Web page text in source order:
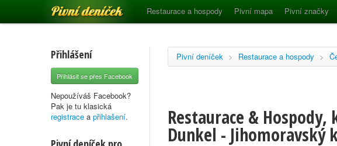
Pivní deníček Restaurace a hospody Pivní mapa Pivní značky
Přihlášení
Přihlásit se přes Facebook
Nepoužíváš Facebook?
Pak je tu klasická
registrace a přihlašení.
Pivní deníček > Restaurace a hospody >
Restaurace &
Dunkel - Jihomoravský